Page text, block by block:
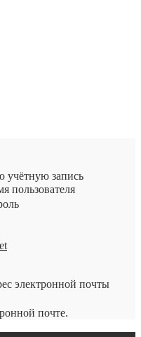
учётную запись
пользователя
электронной почты
почте.